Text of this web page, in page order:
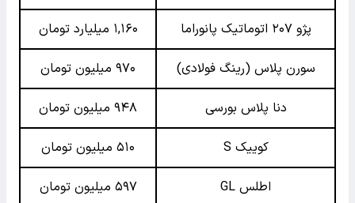
پژو ۲۰۷ اتوماتیک پانوراما ۱,۱۶۰ میلیارد تومان
سورن پلاس (رینگ فولادی) ۹۷۰ میلیون تومان
دنا پلاس بورسی ۹۴۸ میلیون تومان
کوییک S ۵۱۰ میلیون تومان
اطلس GL ۵۹۷ میلیون تومان